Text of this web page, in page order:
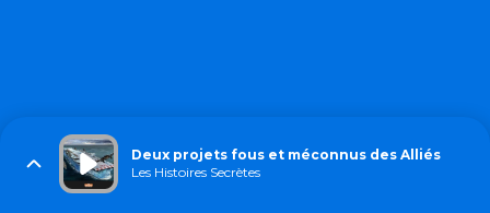
Deux projets fous et méconnus des Alliés
Les Histoires Secrètes